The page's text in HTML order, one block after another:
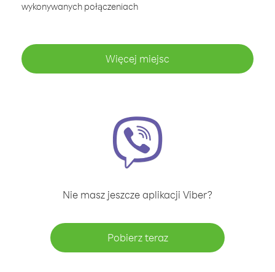
wykonywanych połączeniach
Więcej miejsc
Nie masz jeszcze aplikacji Viber?
Pobierz teraz